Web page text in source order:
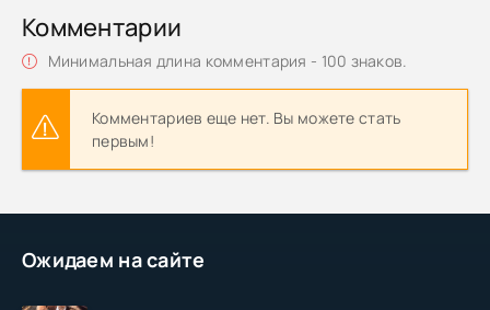
Ожидаем на сайте
Комментарии
Минимальная длина комментария - 100 знаков.
Комментариев еще нет. Вы можете стать
первым!